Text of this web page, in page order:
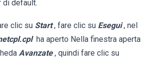
di default.
clic su Start , fare clic su Esegui , nel
ha aperto Nella finestra aperta
Avanzate , quindi fare clic su